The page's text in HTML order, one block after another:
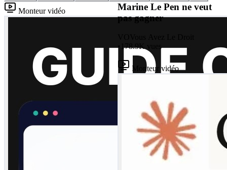
Monteur vidéo
Marine Le Pen ne veut
pas gagner
• 178.9K vues
Monteur vidéo